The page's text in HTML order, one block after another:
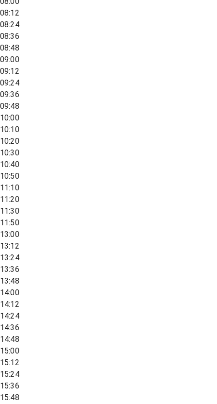
08:12
08:24
08:36
08:48
09:00
09:12
09:24
09:36
09:48
10:00
10:10
10:20
10:30
10:40
10:50
11:10
11:20
11:30
11:50
13:00
13:12
13:24
13:36
13:48
14:00
14:12
14:24
14:36
14:48
15:00
15:12
15:24
15:36
15:48